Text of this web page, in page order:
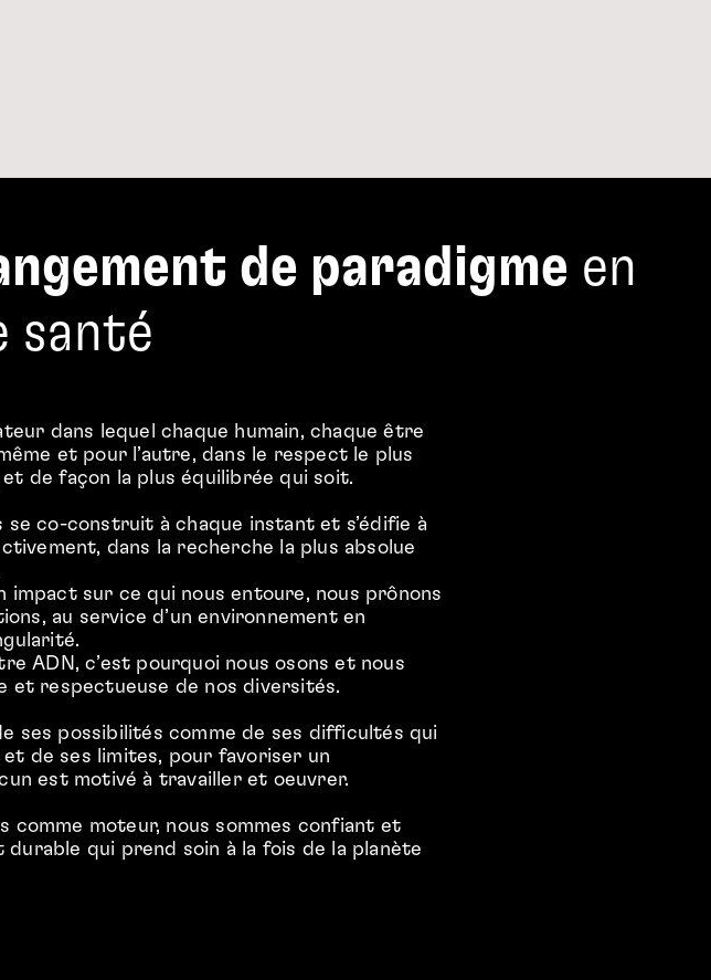
de paradigme en
santé
dans lequel chaque humain, chaque être
et pour l’autre, dans le respect le plus
de façon la plus équilibrée qui soit.
se co-construit à chaque instant et s’édifie à
dans la recherche la plus absolue
sur ce qui nous entoure, nous prônons
au service d’un environnement en
ADN, c’est pourquoi nous osons et nous
et respectueuse de nos diversités.
ses possibilités comme de ses difficultés qui
et de ses limites, pour favoriser un
est motivé à travailler et oeuvrer.
comme moteur, nous sommes confiant et
qui prend soin à la fois de la planète